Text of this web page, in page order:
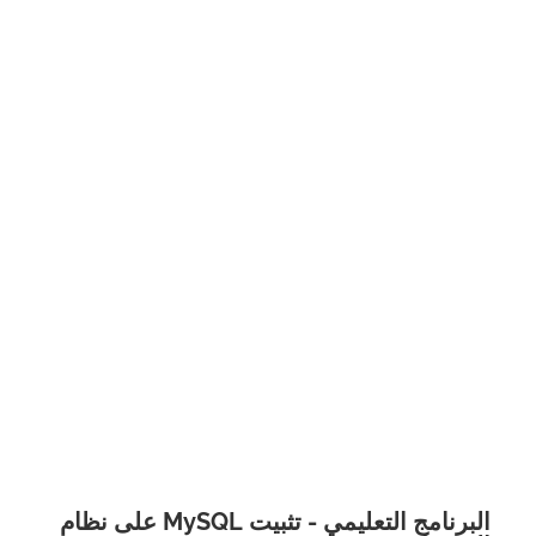
البرنامج التعليمي - تثبيت MySQL على نظام